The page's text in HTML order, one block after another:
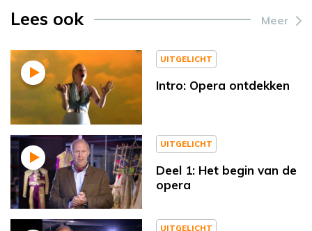
Lees ook Meer
UITGELICHT
Intro: Opera ontdekken
UITGELICHT
Deel 1: Het begin van de
opera
UITGELICHT